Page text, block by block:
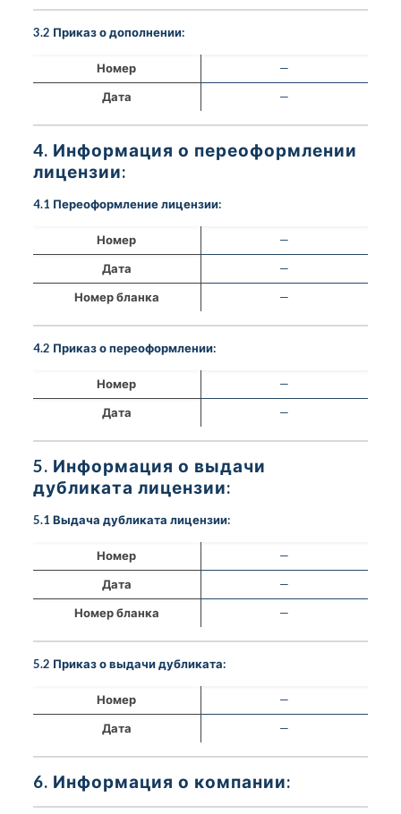
3.2 Приказ о дополнении:
Номер
—
Дата
—
4. Информация о переоформлении
лицензии:
4.1 Переоформление лицензии:
Номер
—
Дата
—
Номер бланка
—
4.2 Приказ о переоформлении:
Номер
—
Дата
—
5. Информация о выдачи
дубликата лицензии:
5.1 Выдача дубликата лицензии:
Номер
—
Дата
—
Номер бланка
—
5.2 Приказ о выдачи дубликата:
Номер
—
Дата
—
6. Информация о компании: